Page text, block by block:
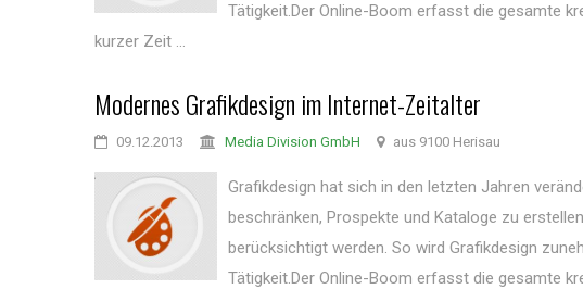
Tätigkeit.Der Online-Boom erfasst die gesamte
kurzer Zeit ...
Modernes Grafikdesign im Internet-Zeitalter
09.12.2013 Media Division GmbH aus 9100 Herisau
Grafikdesign hat sich in den letzten Jahren
beschränken, Prospekte und Kataloge zu
berücksichtigt werden. So wird Grafikdesign
Tätigkeit.Der Online-Boom erfasst die gesamte